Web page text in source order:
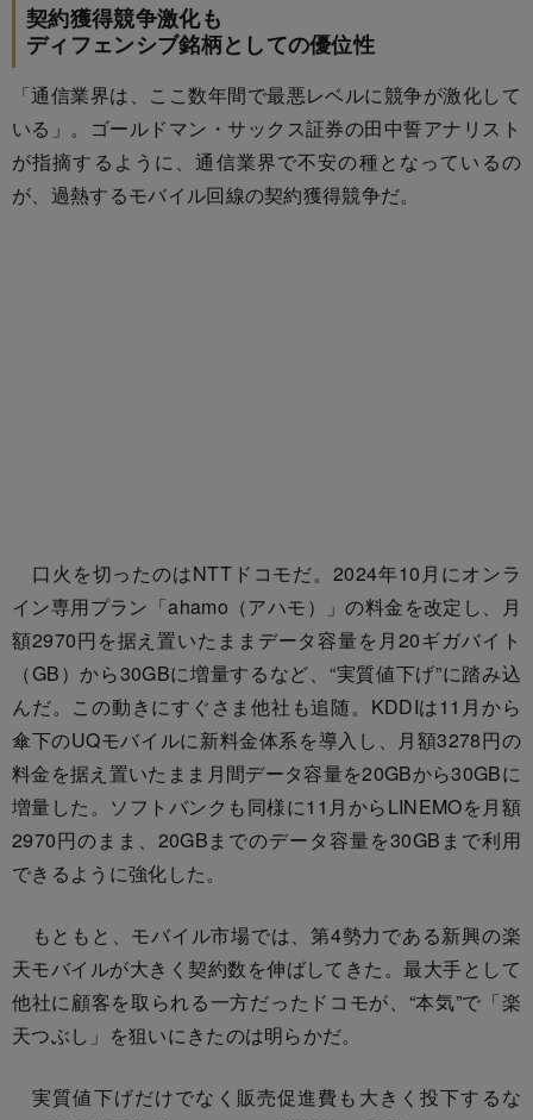
契約獲得競争激化も
ディフェンシブ銘柄としての優位性
「通信業界は、ここ数年間で最悪レベルに競争が激化して
いる」。ゴールドマン・サックス証券の田中誓アナリスト
が指摘するように、通信業界で不安の種となっているの
が、過熱するモバイル回線の契約獲得競争だ。
口火を切ったのはNTTドコモだ。2024年10月にオンラ
イン専用プラン「ahamo（アハモ）」の料金を改定し、月
額2970円を据え置いたままデータ容量を月20ギガバイト
（GB）から30GBに増量するなど、“実質値下げ”に踏み込
んだ。この動きにすぐさま他社も追随。KDDIは11月から
傘下のUQモバイルに新料金体系を導入し、月額3278円の
料金を据え置いたまま月間データ容量を20GBから30GBに
増量した。ソフトバンクも同様に11月からLINEMOを月額
2970円のまま、20GBまでのデータ容量を30GBまで利用
できるように強化した。
もともと、モバイル市場では、第4勢力である新興の楽
天モバイルが大きく契約数を伸ばしてきた。最大手として
他社に顧客を取られる一方だったドコモが、“本気”で「楽
天つぶし」を狙いにきたのは明らかだ。
実質値下げだけでなく販売促進費も大きく投下するな